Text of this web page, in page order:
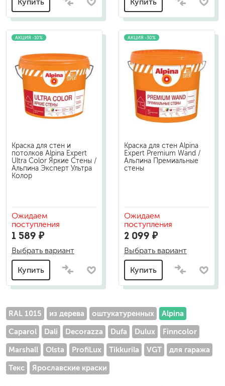
Купить Купить
АКЦИЯ -10%
Краска для стен и
потолков Alpina Expert
Ultra Color Яркие Стены /
Альпина Эксперт Ультра
Колор
Ожидаем
поступления
1 589 ₽
Выбрать вариант
Купить
АКЦИЯ -30%
Краска для стен Alpina
Expert Premium Wand /
Альпина Премиальные
стены
Ожидаем
поступления
2 099 ₽
Выбрать вариант
Купить
RAL 1015 из дерева оштукатуренных Alpina
Caparol Dali Decorazza Dufa Dulux Finncolor
Marshall Olsta ProfiLux Tikkurila VGT для гаража
Текс Ярославские краски